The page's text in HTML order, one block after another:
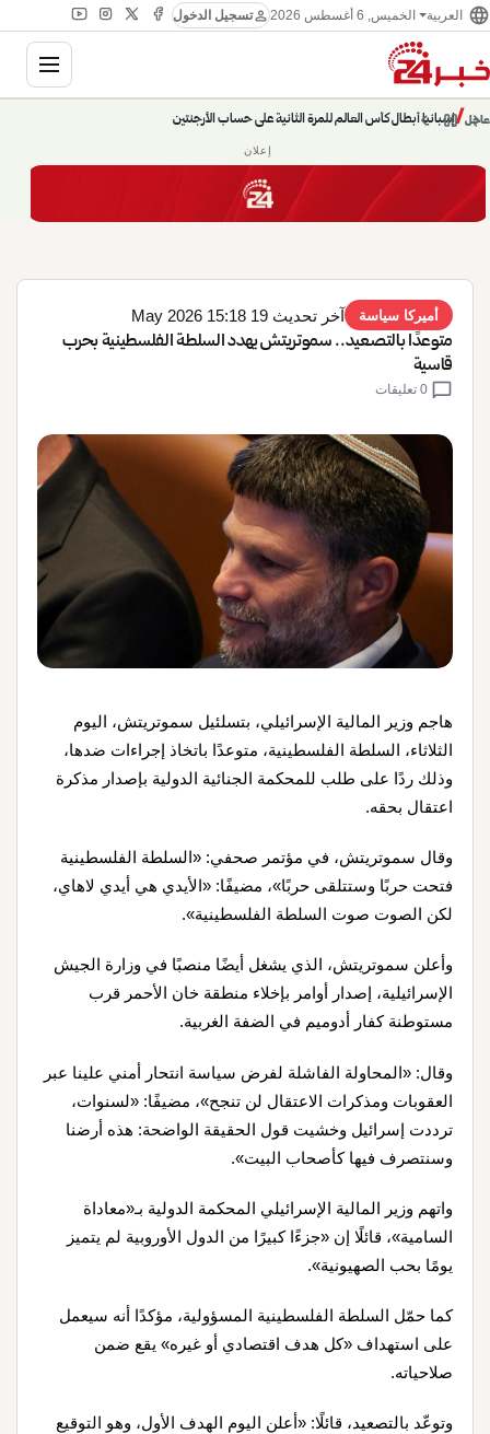
language العربية الخميس, 6 أغسطس 2026 personتسجيل الدخول
عاجل/حديث الساعة: سيناريوهات قادمة 745 chevron_right
pause
chevron_left
إعلان
أميركا سياسة آخر تحديث 19 May 2026 15:18
متوعدًا بالتصعيد.. سموتريتش يهدد السلطة الفلسطينية بحرب
قاسية
chat_bubble
هاجم وزير المالية الإسرائيلي، بتسلئيل سموتريتش، اليوم
الثلاثاء، السلطة الفلسطينية، متوعدًا باتخاذ إجراءات ضدها،
وذلك ردًا على طلب للمحكمة الجنائية الدولية بإصدار مذكرة
اعتقال بحقه.
وقال سموتريتش، في مؤتمر صحفي: «السلطة الفلسطينية
فتحت حربًا وستتلقى حربًا»، مضيفًا: «الأيدي هي أيدي لاهاي،
لكن الصوت صوت السلطة الفلسطينية».
وأعلن سموتريتش، الذي يشغل أيضًا منصبًا في وزارة الجيش
الإسرائيلية، إصدار أوامر بإخلاء منطقة خان الأحمر قرب
مستوطنة كفار أدوميم في الضفة الغربية.
وقال: «المحاولة الفاشلة لفرض سياسة انتحار أمني علينا عبر
العقوبات ومذكرات الاعتقال لن تنجح»، مضيفًا: «لسنوات،
ترددت إسرائيل وخشيت قول الحقيقة الواضحة: هذه أرضنا
وسنتصرف فيها كأصحاب البيت».
واتهم وزير المالية الإسرائيلي المحكمة الدولية بـ«معاداة
السامية»، قائلًا إن «جزءًا كبيرًا من الدول الأوروبية لم يتميز
يومًا بحب الصهيونية».
كما حمّل السلطة الفلسطينية المسؤولية، مؤكدًا أنه سيعمل
على استهداف «كل هدف اقتصادي أو غيره» يقع ضمن
صلاحياته.
وتوعّد بالتصعيد، قائلًا: «أعلن اليوم الهدف الأول، وهو التوقيع